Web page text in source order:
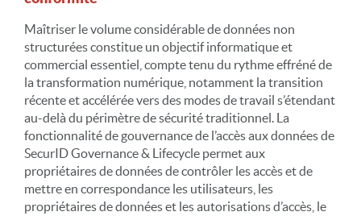
Maîtriser le volume considérable de données non
structurées constitue un objectif informatique et
commercial essentiel, compte tenu du rythme effréné de
la transformation numérique, notamment la transition
récente et accélérée vers des modes de travail s’étendant
au-delà du périmètre de sécurité traditionnel. La
fonctionnalité de gouvernance de l’accès aux données de
SecurID Governance & Lifecycle permet aux
propriétaires de données de contrôler les accès et de
mettre en correspondance les utilisateurs, les
propriétaires de données et les autorisations d’accès, le